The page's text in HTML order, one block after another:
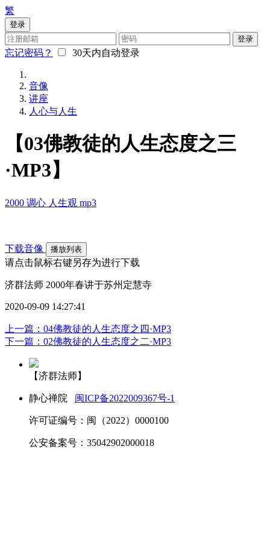
繁
登录
登录
忘记密码？ 30天内自动登录
音像
讲座
人心与人生
【03佛教徒的人生态度之三
·MP3】
2000 调心 人生观 mp3
下载音像 播放列表
请点击鼠标右键另存为进行下载
济群法师 2000年春讲于苏州定慧寺
2020-09-09 14:27:41
上一篇：04佛教徒的人生态度之四·MP3
下一篇：02佛教徒的人生态度之二·MP3
【济群法师】
静心禅院 闽ICP备2022009367号-1
许可证编号：闽（2022）0000100
公安备案号：35042902000018